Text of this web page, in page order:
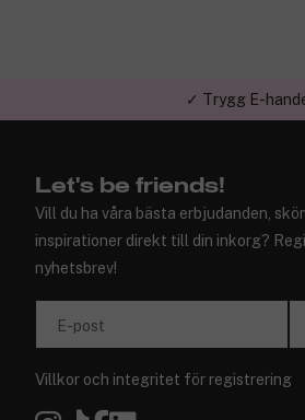
✓ Trygg E-
Let's be friends!
Vill du ha våra bästa erbjudanden,
inspirationer direkt till din inkorg?
nyhetsbrev!
E-post
Villkor och integritet för registrering